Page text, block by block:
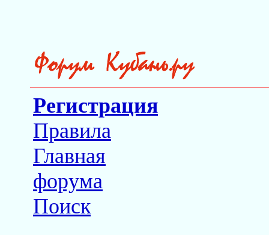
Регистрация
Правила
Главная
форума
Поиск